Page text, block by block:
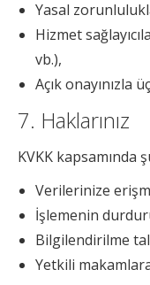
Yasal
Hizmet
vb.),
Açık onayınızla
7. Haklarınız
KVKK kapsamında
Verilerinize
İşlemenin
Bilgilendirilme
Yetkili